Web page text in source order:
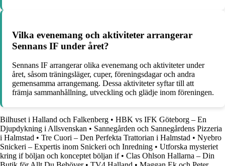
Vilka evenemang och aktiviteter arrangerar
Sennans IF under året?
Sennans IF arrangerar olika evenemang och aktiviteter under
året, såsom träningsläger, cuper, föreningsdagar och andra
gemensamma arrangemang. Dessa aktiviteter syftar till att
främja sammanhållning, utveckling och glädje inom föreningen.
Bilhuset i Halland och Falkenberg • HBK vs IFK Göteborg – En
Djupdykning i Allsvenskan • Sannegården och Sannegårdens Pizzeria
i Halmstad • Tre Cuori – Den Perfekta Trattorian i Halmstad • Nyebro
Snickeri – Expertis inom Snickeri och Inredning • Utforska mysteriet
kring if böljan och konceptet böljan if• Clas Ohlson Hallarna – Din